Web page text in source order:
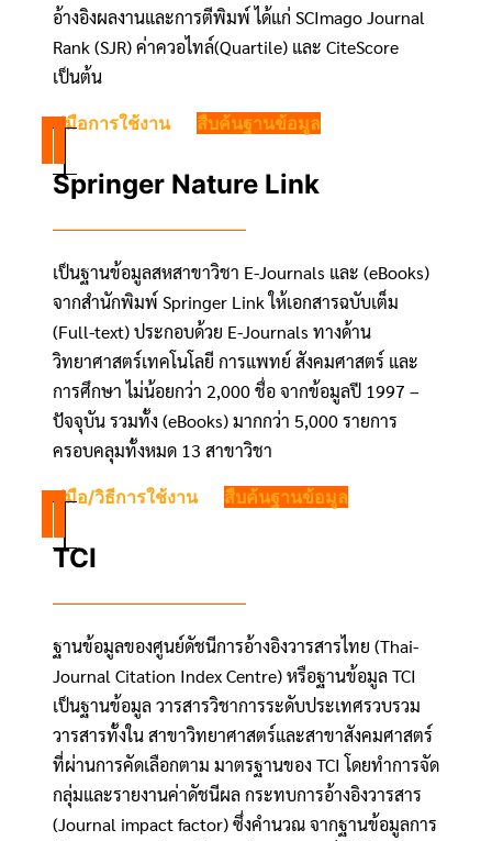
อ้างอิงผลงานและการตีพิมพ์ ได้แก่ SCImago Journal
Rank (SJR) ค่าควอไทล์(Quartile) และ CiteScore
เป็นต้น
คู่มือการใช้งาน สืบค้นฐานข้อมูล
Springer Nature Link
เป็นฐานข้อมูลสหสาขาวิชา E-Journals และ (eBooks)
จากสำนักพิมพ์ Springer Link ให้เอกสารฉบับเต็ม
(Full-text) ประกอบด้วย E-Journals ทางด้าน
วิทยาศาสตร์เทคโนโลยี การแพทย์ สังคมศาสตร์ และ
การศึกษา ไม่น้อยกว่า 2,000 ชื่อ จากข้อมูลปี 1997 –
ปัจจุบัน รวมทั้ง (eBooks) มากกว่า 5,000 รายการ
ครอบคลุมทั้งหมด 13 สาขาวิชา
คู่มือ/วิธีการใช้งาน สืบค้นฐานข้อมูล
TCI
ฐานข้อมูลของศูนย์ดัชนีการอ้างอิงวารสารไทย (Thai-
Journal Citation Index Centre) หรือฐานข้อมูล TCI
เป็นฐานข้อมูล วารสารวิชาการระดับประเทศรวบรวม
วารสารทั้งใน สาขาวิทยาศาสตร์และสาขาสังคมศาสตร์
ที่ผ่านการคัดเลือกตาม มาตรฐานของ TCI โดยทำการจัด
กลุ่มและรายงานค่าดัชนีผล กระทบการอ้างอิงวารสาร
(Journal impact factor) ซึ่งคำนวณ จากฐานข้อมูลการ